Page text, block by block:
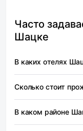
Часто
Шацке
В каких отелях
Шацк предлагает
туристов. Важно
ваших
Сколько стоит
Цены на
В каком районе